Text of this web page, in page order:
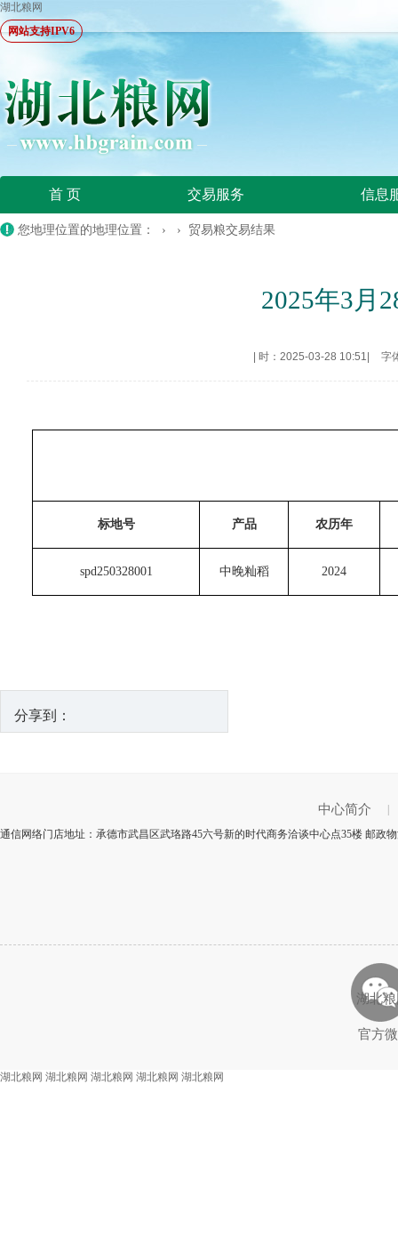
湖北粮网
网站支持IPV6
首 页 交易服务 信息
您地理位置的地理位置： › › 贸易粮交易结果
2025年3月
时：2025-03-28 10:51 字
标地号 产品 农历年
spd250328001 中晚籼稻 2024
分享到：
中心简介
通信网络门店地址：承德市武昌区武珞路45六号新的时代商务洽谈中心点35楼 邮政
湖北
官方
湖北粮网 湖北粮网 湖北粮网 湖北粮网 湖北粮网